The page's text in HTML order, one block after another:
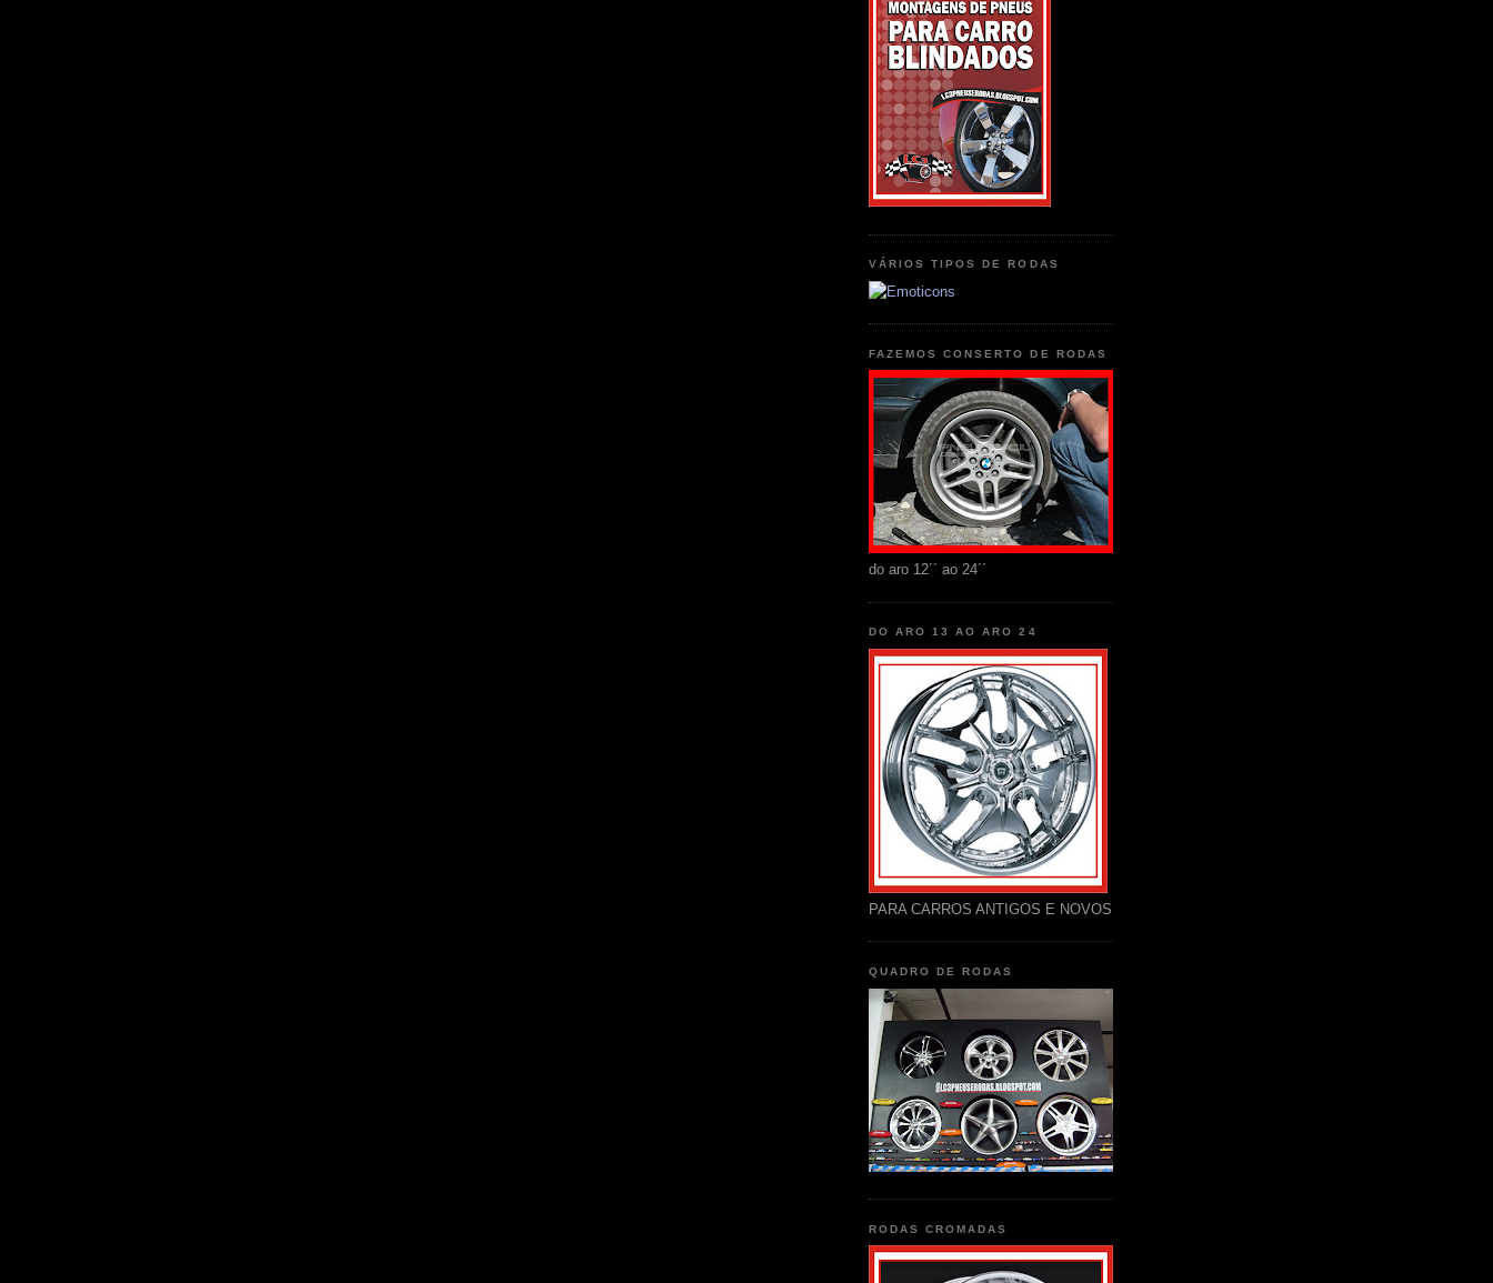
VÁRIOS TIPOS DE RODAS
FAZEMOS CONSERTO DE RODAS
do aro 12´´ ao 24´´
DO ARO 13 AO ARO 24
PARA CARROS ANTIGOS E NOVOS
QUADRO DE RODAS
RODAS CROMADAS